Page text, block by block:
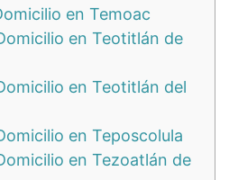
en Temoac
en Teotitlán de
en Teotitlán del
en Teposcolula
en Tezoatlán de